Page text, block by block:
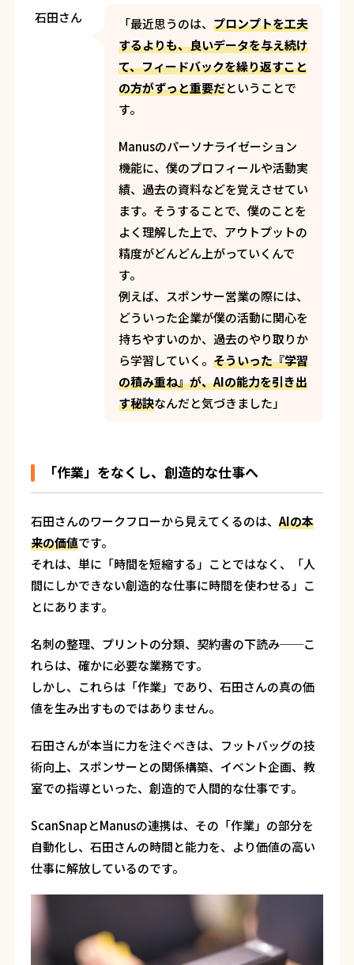
石田さん 「最近思うのは、プロンプトを工夫
するよりも、良いデータを与え続け
て、フィードバックを繰り返すこと
の方がずっと重要だということで
す。
Manusのパーソナライゼーション
機能に、僕のプロフィールや活動実
績、過去の資料などを覚えさせてい
ます。そうすることで、僕のことを
よく理解した上で、アウトプットの
精度がどんどん上がっていくんで
す。
例えば、スポンサー営業の際には、
どういった企業が僕の活動に関心を
持ちやすいのか、過去のやり取りか
ら学習していく。そういった『学習
の積み重ね』が、AIの能力を引き出
す秘訣なんだと気づきました」
「作業」をなくし、創造的な仕事へ
石田さんのワークフローから見えてくるのは、 AIの本
来の価値です。
それは、単に「時間を短縮する」ことではなく、「人
間にしかできない創造的な仕事に時間を使わせる」こ
とにあります。
名刺の整理、プリントの分類、契約書の下読み──こ
れらは、確かに必要な業務です。
しかし、これらは「作業」であり、石田さんの真の価
値を生み出すものではありません。
石田さんが本当に力を注ぐべきは、フットバッグの技
術向上、スポンサーとの関係構築、イベント企画、教
室での指導といった、創造的で人間的な仕事です。
ScanSnapとManusの連携は、その「作業」の部分を
自動化し、石田さんの時間と能力を、より価値の高い
仕事に解放しているのです。